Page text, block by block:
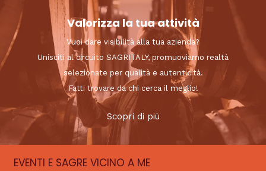
Valorizza la tua attività
Vuoi dare visibilità alla tua azienda?
Unisciti al circuito SAGRITALY, promuoviamo realtà
selezionate per qualità e autenticità.
Fatti trovare da chi cerca il meglio!
Scopri di più
EVENTI E SAGRE VICINO A ME